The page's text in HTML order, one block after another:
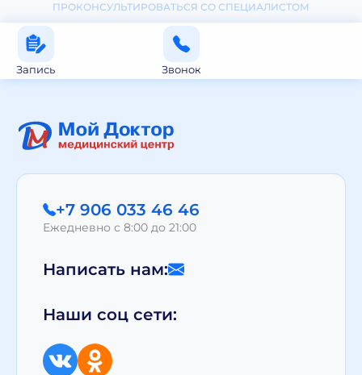
ПРОКОНСУЛЬТИРОВАТЬСЯ СО СПЕЦИАЛИСТОМ
Запись Звонок
+7 906 033 46 46
Ежедневно с 8:00 до 21:00
Написать нам:
Наши соц сети: